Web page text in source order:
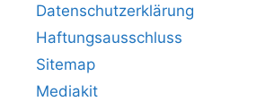
Datenschutzerklärung
Haftungsausschluss
Sitemap
Mediakit